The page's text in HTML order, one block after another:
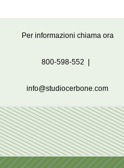
Per informazioni chiama ora
800-598-552
info@studiocerbone.com